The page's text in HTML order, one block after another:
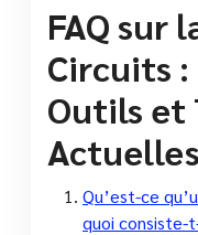
FAQ sur
Circuits :
Outils et
Actuelles
Qu’est-ce
quoi consiste-